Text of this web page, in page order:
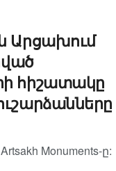
Արցախում
հիշատակը
Monuments-ը: